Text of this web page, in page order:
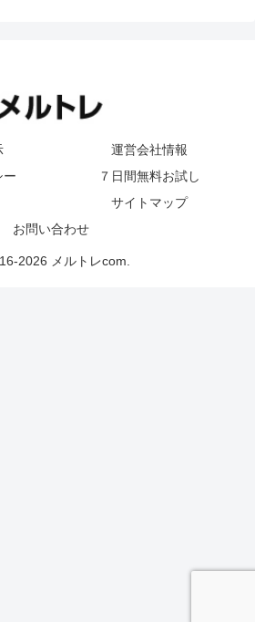
運営会社情報
ー
７日間無料お試し
サイトマップ
お問い合わせ
2026 メルトレcom.